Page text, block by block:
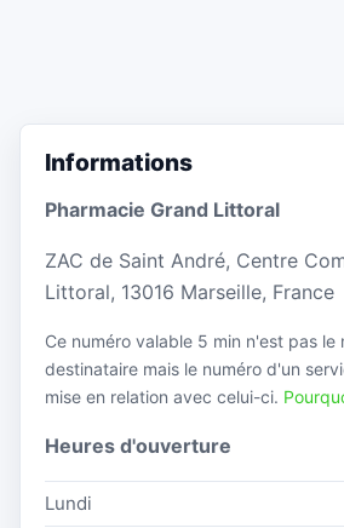
Informations
Pharmacie Grand Littoral
ZAC de Saint André, Centre
Littoral, 13016 Marseille, France
Ce numéro valable 5 min n'est pas le
destinataire mais le numéro d'un
mise en relation avec celui-ci.
Heures d'ouverture
Lundi